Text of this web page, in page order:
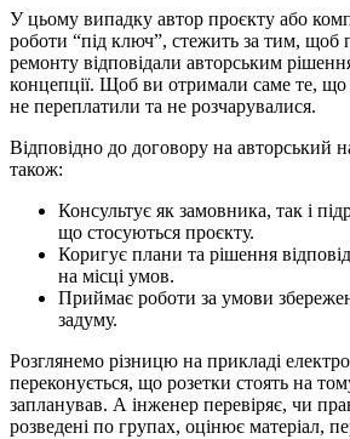
У цьому випадку автор проєкту або
роботи “під ключ”, стежить за тим, щоб
ремонту відповідали авторським
концепції. Щоб ви отримали саме те, що
не переплатили та не розчарувалися.
Відповідно до договору на авторський
також:
Консультує як замовника, так і
що стосуються проєкту.
Коригує плани та рішення
на місці умов.
Приймає роботи за умови
задуму.
Розглянемо різницю на прикладі
переконується, що розетки стоять на
запланував. А інженер перевіряє, чи
розведені по групах, оцінює матеріал,